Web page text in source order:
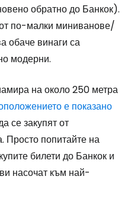
обратно до Банкок).
по-малки миниванове/
обаче винаги са
модерни.
на около 250 метра
е показано
се закупят от
Просто попитайте на
билети до Банкок и
насочат към най-